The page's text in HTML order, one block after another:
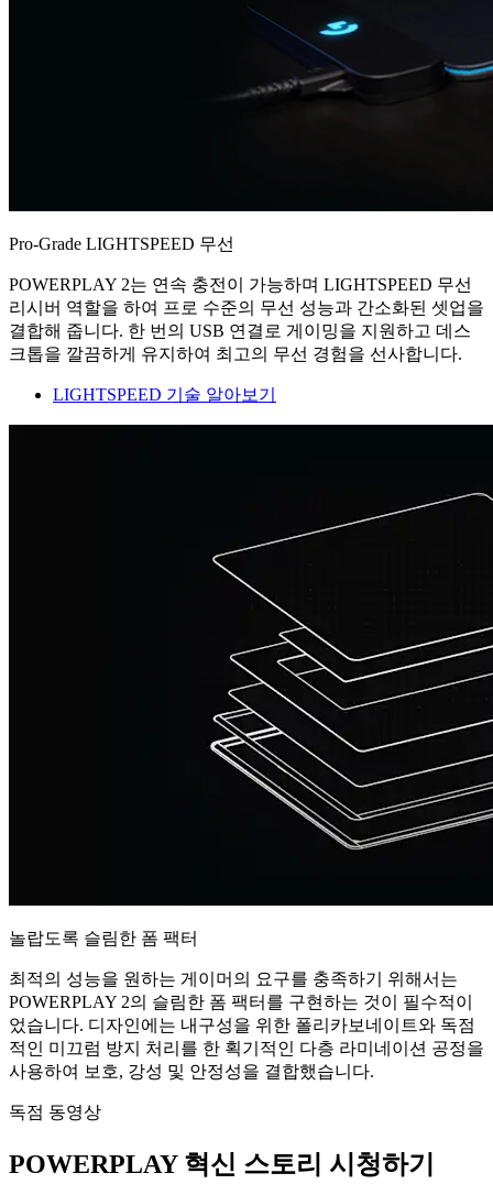
Pro-Grade LIGHTSPEED 무선
POWERPLAY 2는 연속 충전이 가능하며 LIGHTSPEED 무선
리시버 역할을 하여 프로 수준의 무선 성능과 간소화된 셋업을
결합해 줍니다. 한 번의 USB 연결로 게이밍을 지원하고 데스
크톱을 깔끔하게 유지하여 최고의 무선 경험을 선사합니다.
LIGHTSPEED 기술 알아보기
놀랍도록 슬림한 폼 팩터
최적의 성능을 원하는 게이머의 요구를 충족하기 위해서는
POWERPLAY 2의 슬림한 폼 팩터를 구현하는 것이 필수적이
었습니다. 디자인에는 내구성을 위한 폴리카보네이트와 독점
적인 미끄럼 방지 처리를 한 획기적인 다층 라미네이션 공정을
사용하여 보호, 강성 및 안정성을 결합했습니다.
독점 동영상
POWERPLAY 혁신 스토리 시청하기